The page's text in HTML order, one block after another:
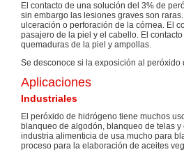
El contacto de una solución del 3% de
sin embargo las lesiones graves son
ulceración o perforación de la córnea. El
pasajero de la piel y el cabello. El
quemaduras de la piel y ampollas.
Se desconoce si la exposición al
Aplicaciones
Industriales
El peróxido de hidrógeno tiene muchos
blanqueo de algodón, blanqueo de telas
industria alimenticia de usa mucho para
proceso para la elaboración de aceites